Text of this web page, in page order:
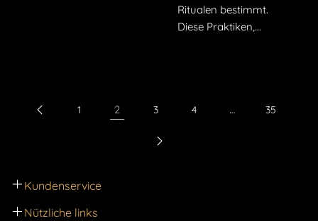
Ritualen bestimmt.
Diese Praktiken,...
1 2 3 4 … 35
Kundenservice
Eine Frage oder einen Vorschlag, kontaktieren Sie uns
Nützliche links